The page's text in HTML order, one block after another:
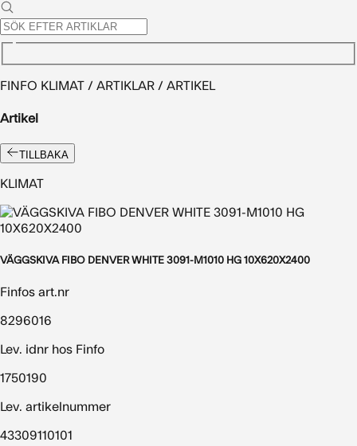
FINFO KLIMAT / ARTIKLAR / ARTIKEL
Artikel
TILLBAKA
KLIMAT
VÄGGSKIVA FIBO DENVER WHITE 3091-M1010 HG 10X620X2400
Finfos art.nr
8296016
Lev. idnr hos Finfo
1750190
Lev. artikelnummer
43309110101